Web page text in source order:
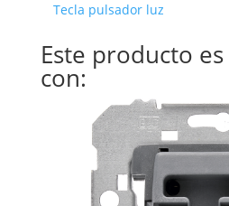
Tecla pulsador luz
Este producto
con: